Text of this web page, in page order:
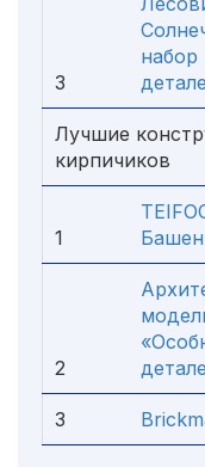
3
набор
Лучшие
кирпичиков
1
2
3